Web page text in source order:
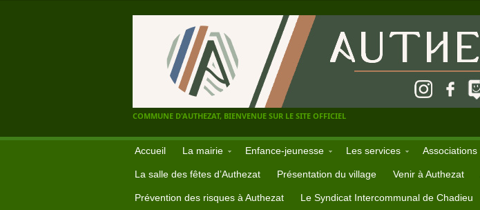
COMMUNE D'AUTHEZAT, BIENVENUE SUR LE SITE OFFICIEL
Accueil La mairie Enfance-jeunesse Les services Associations
La salle des fêtes d’Authezat Présentation du village Venir à Authezat
Prévention des risques à Authezat Le Syndicat Intercommunal de Chadieu